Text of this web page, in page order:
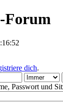
dich.
Passwort und